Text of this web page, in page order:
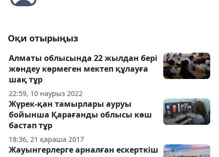
Оқи отырыңыз
22:59, 10 наурыз 2022
Алматы облысында 22 жылдан бері
жөндеу көрмеген мектеп құлауға
шақ тұр
18:36, 21 қараша 2017
Жүрек-қан тамырлары ауруы
бойынша Қарағанды облысы көш
бастап тұр
Жауынгерлерге арналған ескерткіш